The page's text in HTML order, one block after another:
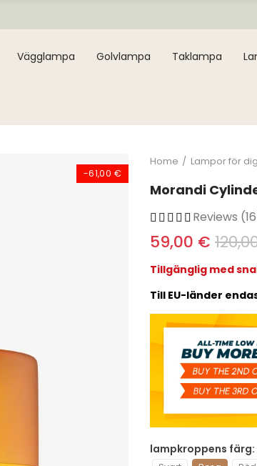
Vägglampa Golvlampa Taklampa
-61,00 €
Home Lampor för dig
Morandi
Reviews
59,00 €
Tillgänglig med
Till EU-länder
lampkroppens färg